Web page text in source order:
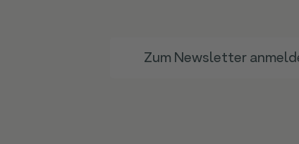
Zum Newsletter